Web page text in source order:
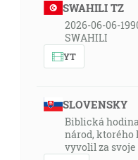
SWAHILI TZ
2026-06-06-
SWAHILI
YT
SLOVENSKY
Biblická
národ, ktorého
vyvolil za